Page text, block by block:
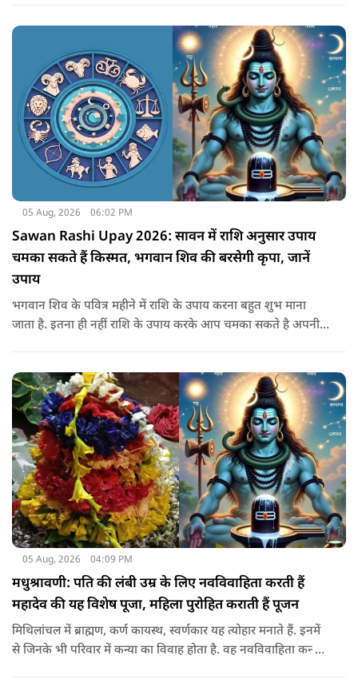
05 Aug, 2026 06:02 PM
Sawan Rashi Upay 2026: सावन में राशि अनुसार उपाय
चमका सकते हैं किस्मत, भगवान शिव की बरसेगी कृपा, जानें
उपाय
भगवान शिव के पवित्र महीने में राशि के उपाय करना बहुत शुभ माना
जाता है. इतना ही नहीं राशि के उपाय करके आप चमका सकते है अपनी
05 Aug, 2026 04:09 PM
मधुश्रावणी: पति की लंबी उम्र के लिए नवविवाहिता करती हैं
महादेव की यह विशेष पूजा, महिला पुरोहित कराती हैं पूजन
मिथिलांचल में ब्राह्मण, कर्ण कायस्थ, स्वर्णकार यह त्योहार मनाते हैं. इनमें
से जिनके भी परिवार में कन्या का विवाह होता है. वह नवविवाहिता कन्या